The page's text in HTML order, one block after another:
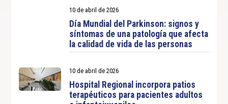
10 de abril de 2026
Día Mundial del Parkinson: signos y
síntomas de una patología que afecta
la calidad de vida de las personas
10 de abril de 2026
Hospital Regional incorpora patios
terapéuticos para pacientes adultos